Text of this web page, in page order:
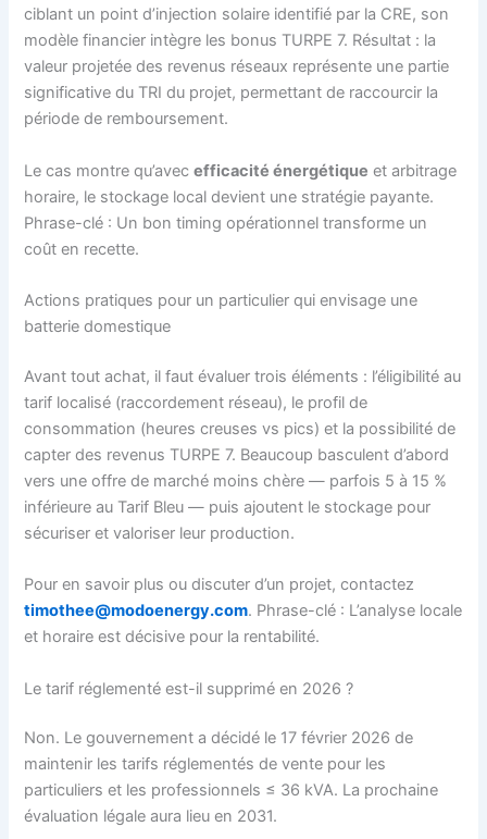
ciblant un point d’injection solaire identifié par la CRE, son
modèle financier intègre les bonus TURPE 7. Résultat : la
valeur projetée des revenus réseaux représente une partie
significative du TRI du projet, permettant de raccourcir la
période de remboursement.
Le cas montre qu’avecefficacité énergétique et arbitrage
horaire, le stockage local devient une stratégie payante.
Phrase-clé : Un bon timing opérationnel transforme un
coût en recette.
Actions pratiques pour un particulier qui envisage une
batterie domestique
Avant tout achat, il faut évaluer trois éléments : l’éligibilité au
tarif localisé (raccordement réseau), le profil de
consommation (heures creuses vs pics) et la possibilité de
capter des revenus TURPE 7. Beaucoup basculent d’abord
vers une offre de marché moins chère — parfois 5 à 15 %
inférieure au Tarif Bleu — puis ajoutent le stockage pour
sécuriser et valoriser leur production.
Pour en savoir plus ou discuter d’un projet, contactez
timothee@modoenergy.com. Phrase-clé : L’analyse locale
et horaire est décisive pour la rentabilité.
Le tarif réglementé est-il supprimé en 2026 ?
Non. Le gouvernement a décidé le 17 février 2026 de
maintenir les tarifs réglementés de vente pour les
particuliers et les professionnels ≤ 36 kVA. La prochaine
évaluation légale aura lieu en 2031.